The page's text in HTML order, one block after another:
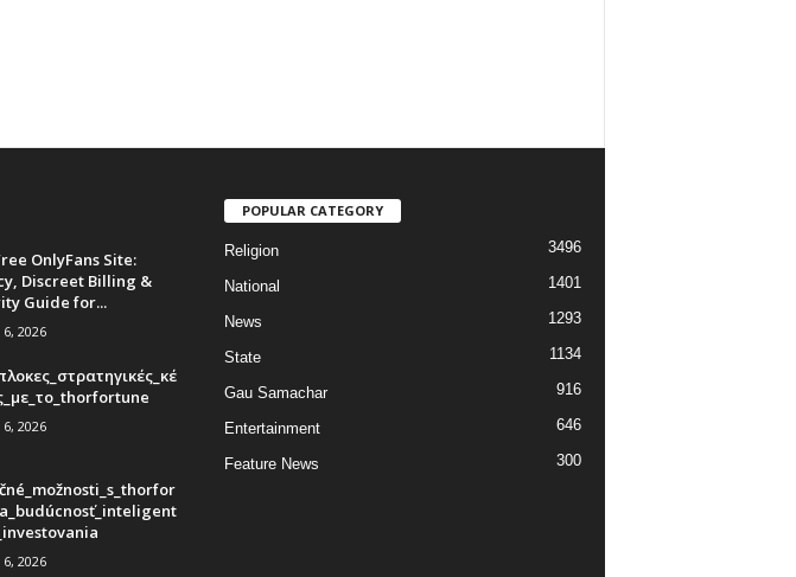
OnlyFans Site:
Discreet Billing &
Guide for...
2026
2026
2026
POPULAR CATEGORY
Religion 3496
National 1401
News 1293
State 1134
Gau Samachar 916
Entertainment 646
Feature News 300